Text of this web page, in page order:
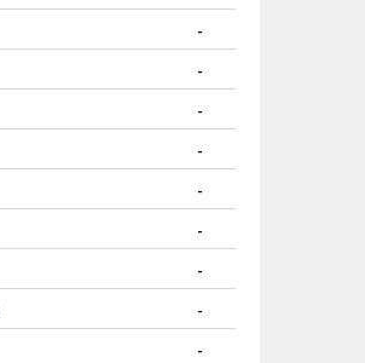
-
-
-
-
-
-
-
-
-